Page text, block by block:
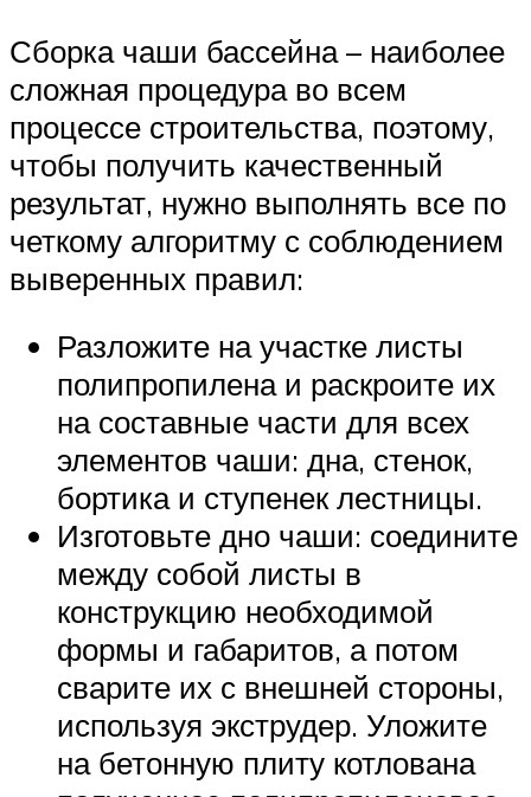
Сборка чаши бассейна – наиболее
сложная процедура во всем
процессе строительства, поэтому,
чтобы получить качественный
результат, нужно выполнять все по
четкому алгоритму с соблюдением
выверенных правил:
Разложите на участке листы
полипропилена и раскроите их
на составные части для всех
элементов чаши: дна, стенок,
бортика и ступенек лестницы.
Изготовьте дно чаши: соедините
между собой листы в
конструкцию необходимой
формы и габаритов, а потом
сварите их с внешней стороны,
используя экструдер. Уложите
на бетонную плиту котлована